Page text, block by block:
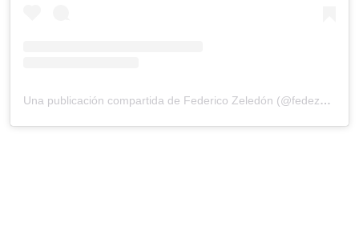
Una publicación compartida de Federico Zeledón (@fedezeledon)